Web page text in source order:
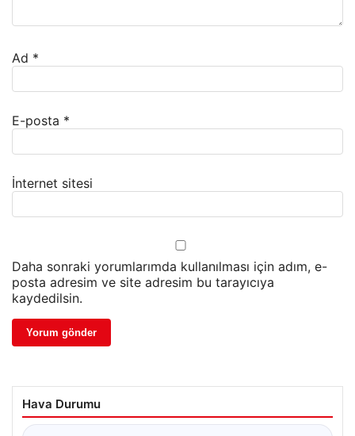
Ad *
E-posta *
İnternet sitesi
Daha sonraki yorumlarımda kullanılması için adım, e-
posta adresim ve site adresim bu tarayıcıya
kaydedilsin.
Hava Durumu